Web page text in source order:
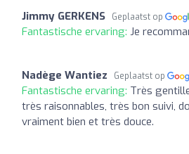
Jimmy GERKENS Geplaatst op
Fantastische ervaring: Je
Nadège Wantiez Geplaatst op
Fantastische ervaring: Très
très raisonnables, très bon suivi,
vraiment bien et très douce.